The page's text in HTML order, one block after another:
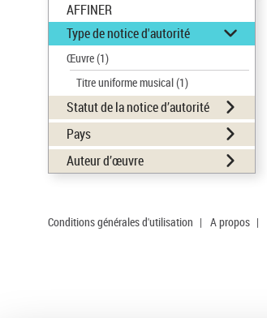
AFFINER
Type de notice d'autorité
Œuvre(1)
Titre uniforme musical(1)
Statut de la notice d’autorité
Pays
Auteur d’œuvre
Conditions générales d'utilisation | A propos |